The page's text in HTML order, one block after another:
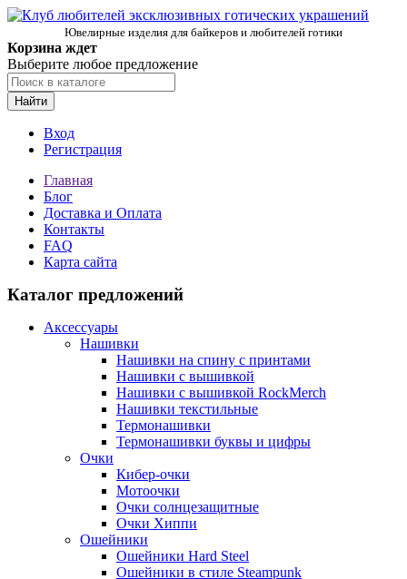
Ювелирные изделия для байкеров и любителей готики
Корзина ждет
Выберите любое предложение
Найти
Вход
Регистрация
Главная
Блог
Доставка и Оплата
Контакты
FAQ
Карта сайта
Каталог предложений
Аксессуары
Нашивки
Нашивки на спину с принтами
Нашивки с вышивкой
Нашивки с вышивкой RockMerch
Нашивки текстильные
Термонашивки
Термонашивки буквы и цифры
Очки
Кибер-очки
Мотоочки
Очки солнцезащитные
Очки Хиппи
Ошейники
Ошейники Hard Steel
Ошейники в стиле Steampunk